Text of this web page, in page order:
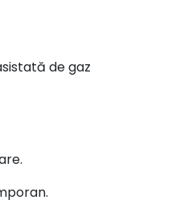
de gaz